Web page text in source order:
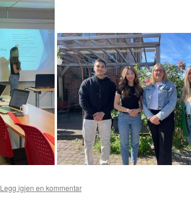
Legg igjen en kommentar